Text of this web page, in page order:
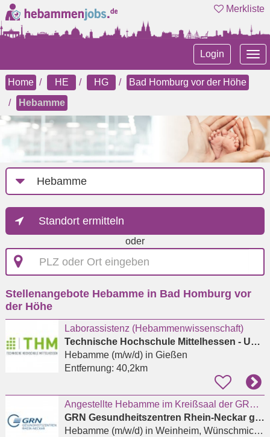
Merkliste
Login
Home HE HG
Bad Homburg vor der Höhe
Hebamme
Job-
Kategorie
Standort ermitteln
oder
PLZ
oder
eingeben
Stellenangebote Hebamme in Bad Homburg vor
der Höhe
Laborassistenz (Hebammenwissenschaft)
Technische Hochschule Mittelhessen - University of Applied Sciences - THM Business School
Hebamme (m/w/d)in Gießen
Entfernung: 40,2km
Angestellte Hebamme im Kreißsaal der GRN-Klinik Weinheim (m/w/d)
GRN Gesundheitszentren Rhein-Neckar gGmbH
Hebamme (m/w/d)in Weinheim, Wünschmichelbach